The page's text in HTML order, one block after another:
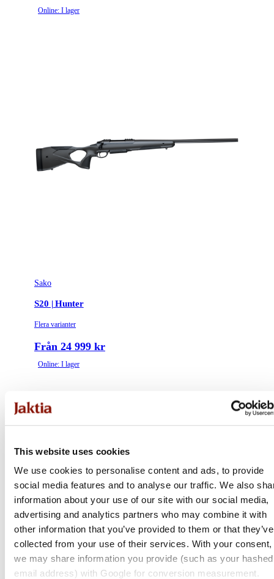
This website uses cookies
We use cookies to personalise content and ads, to provide
social media features and to analyse our traffic. We also
information about your use of our site with our social media,
advertising and analytics partners who may combine it with
other information that you’ve provided to them or that they’ve
collected from your use of their services. With your consent,
we may share information you provide (such as your hashed
email address) with Google for conversion measurement.
Online: I lager
Sako
S20 | Hunter
Flera varianter
Från 24 999 kr
Online: I lager